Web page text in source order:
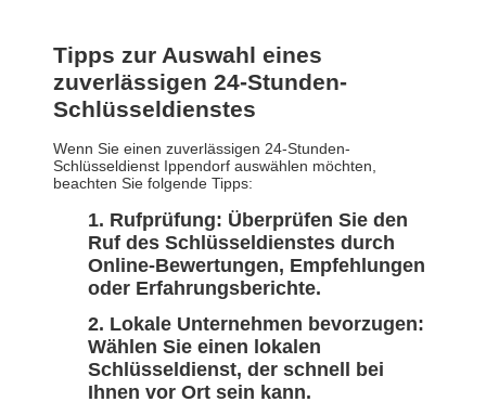
Tipps zur Auswahl eines
zuverlässigen 24-Stunden-
Schlüsseldienstes
Wenn Sie einen zuverlässigen 24-Stunden-
Schlüsseldienst Ippendorf auswählen möchten,
beachten Sie folgende Tipps:
Rufprüfung: Überprüfen Sie den
Ruf des Schlüsseldienstes durch
Online-Bewertungen, Empfehlungen
oder Erfahrungsberichte.
Lokale Unternehmen bevorzugen:
Wählen Sie einen lokalen
Schlüsseldienst, der schnell bei
Ihnen vor Ort sein kann.